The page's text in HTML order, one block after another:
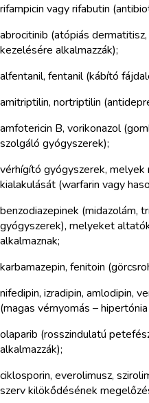
rifampicin vagy rifabutin
abrocitinib (atópiás
kezelésére alkalmazzák);
alfentanil, fentanil (kábító
amitriptilin, nortriptilin
amfotericin B, vorikonazol
szolgáló gyógyszerek);
vérhígító gyógyszerek,
kialakulását (warfarin vagy
benzodiazepinek (midazolám,
gyógyszerek), melyeket
alkalmaznak;
karbamazepin, fenitoin
nifedipin, izradipin, amlodipin,
(magas vérnyomás –
olaparib (rosszindulatú
alkalmazzák);
ciklosporin, everolimusz,
szerv kilökődésének